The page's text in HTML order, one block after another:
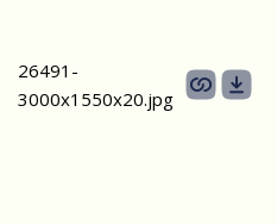
26491-
3000х1550х20.jpg